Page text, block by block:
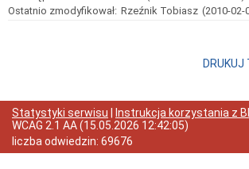
Stan
przyjmowanych
spraw
w
2022
r.
Ostatnio zmodyfikował: Rzeźnik Tobiasz (2010-02-
DRUKUJ
Statystyki serwisu Instrukcja korzystania z
WCAG 2.1 AA(15.05.2026 12:42:05)
liczba odwiedzin: 69676